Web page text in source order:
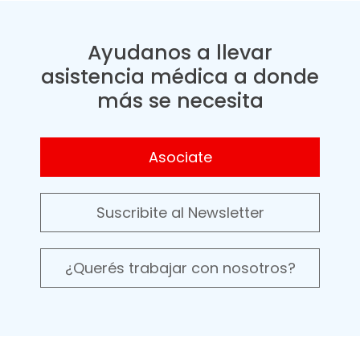
Ayudanos a llevar
asistencia médica a donde
más se necesita
Asociate
Suscribite al Newsletter
¿Querés trabajar con nosotros?